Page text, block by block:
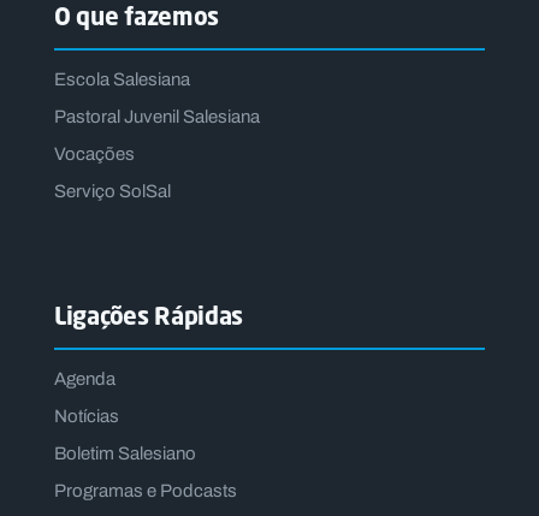
O que fazemos
Escola Salesiana
Pastoral Juvenil Salesiana
Vocações
Serviço SolSal
Ligações Rápidas
Agenda
Notícias
Boletim Salesiano
Programas e Podcasts